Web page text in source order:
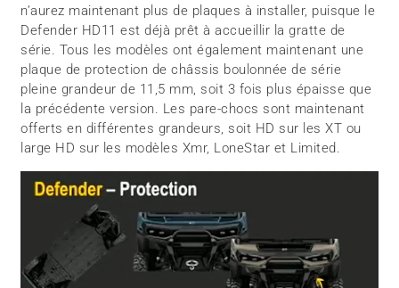
n’aurez maintenant plus de plaques à installer, puisque le
Defender HD11 est déjà prêt à accueillir la gratte de
série. Tous les modèles ont également maintenant une
plaque de protection de châssis boulonnée de série
pleine grandeur de 11,5 mm, soit 3 fois plus épaisse que
la précédente version. Les pare-chocs sont maintenant
offerts en différentes grandeurs, soit HD sur les XT ou
large HD sur les modèles Xmr, LoneStar et Limited.